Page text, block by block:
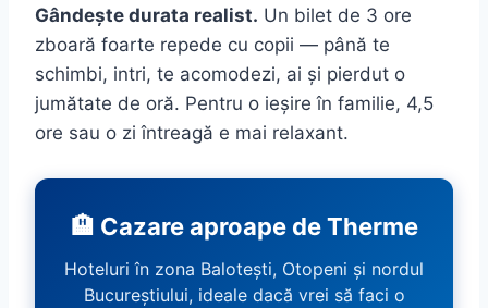
Gândește durata realist. Un bilet de 3 ore
zboară foarte repede cu copii — până te
schimbi, intri, te acomodezi, ai și pierdut o
jumătate de oră. Pentru o ieșire în familie, 4,5
ore sau o zi întreagă e mai relaxant.
🏨 Cazare aproape de Therme
Hoteluri în zona Balotești, Otopeni și nordul
Bucureștiului, ideale dacă vrei să faci o